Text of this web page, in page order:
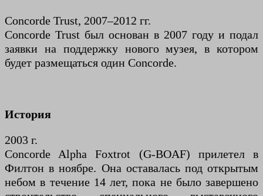
Concorde Trust, 2007–2012 гг.
Concorde Trust был основан в 2007 году и подал
заявки на поддержку нового музея, в котором
будет размещаться один Concorde.
История
2003 г.
Concorde Alpha Foxtrot (G-BOAF) прилетел в
Филтон в ноябре. Она оставалась под открытым
небом в течение 14 лет, пока не было завершено